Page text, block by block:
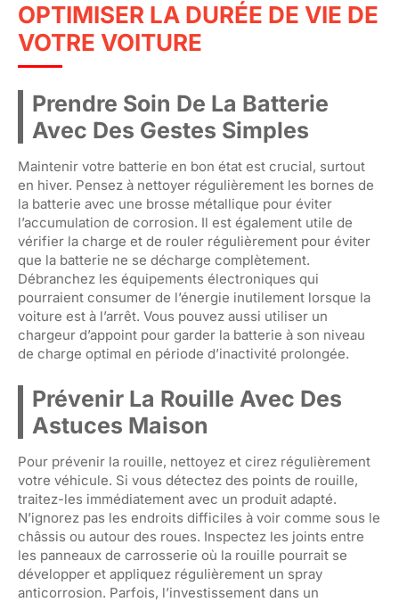
OPTIMISER LA DURÉE DE VIE DE
VOTRE VOITURE
Prendre Soin De La Batterie
Avec Des Gestes Simples
Maintenir votre batterie en bon état est crucial, surtout
en hiver. Pensez à nettoyer régulièrement les bornes de
la batterie avec une brosse métallique pour éviter
l’accumulation de corrosion. Il est également utile de
vérifier la charge et de rouler régulièrement pour éviter
que la batterie ne se décharge complètement.
Débranchez les équipements électroniques qui
pourraient consumer de l’énergie inutilement lorsque la
voiture est à l’arrêt. Vous pouvez aussi utiliser un
chargeur d’appoint pour garder la batterie à son niveau
de charge optimal en période d’inactivité prolongée.
Prévenir La Rouille Avec Des
Astuces Maison
Pour prévenir la rouille, nettoyez et cirez régulièrement
votre véhicule. Si vous détectez des points de rouille,
traitez-les immédiatement avec un produit adapté.
N’ignorez pas les endroits difficiles à voir comme sous le
châssis ou autour des roues. Inspectez les joints entre
les panneaux de carrosserie où la rouille pourrait se
développer et appliquez régulièrement un spray
anticorrosion. Parfois, l’investissement dans un